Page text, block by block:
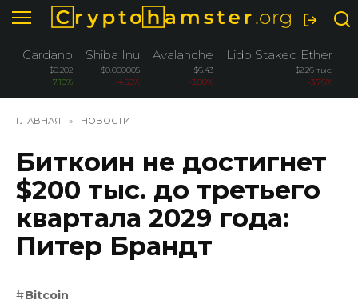
Перейти
содержанию
Cardano
$0.202
7.10%
Shiba Inu
$0.000005
-4.50%
Avalanche
$6.43
-3.80%
Lido Staked Ether
$2.26 тыс.
-3.76%
ГЛАВНАЯ » НОВОСТИ
Биткоин не достигнет
$200 тыс. до третьего
квартала 2029 года:
Питер Брандт
Bitcoin